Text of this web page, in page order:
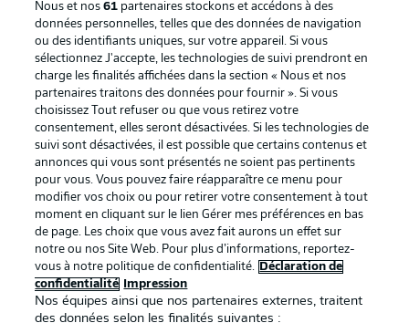
La publicité Conditions d’utilisation des
Mentions Légales Gérer mes préférences
Déclaration de
confidentialité
Diffuseurs
Travaux Contact
Impression Joueurs
Nous et nos61 partenaires stockons et accédons à des
données personnelles, telles que des données de navigation
ou des identifiants uniques, sur votre appareil. Si vous
sélectionnez J'accepte, les technologies de suivi prendront en
charge les finalités affichées dans la section « Nous et nos
partenaires traitons des données pour fournir ». Si vous
choisissez Tout refuser ou que vous retirez votre
consentement, elles seront désactivées. Si les technologies de
suivi sont désactivées, il est possible que certains contenus et
annonces qui vous sont présentés ne soient pas pertinents
pour vous. Vous pouvez faire réapparaître ce menu pour
modifier vos choix ou pour retirer votre consentement à tout
moment en cliquant sur le lien Gérer mes préférences en bas
de page. Les choix que vous avez fait aurons un effet sur
notre ou nos Site Web. Pour plus d’informations, reportez-
vous à notre politique de confidentialité.
Déclaration de
confidentialité
Impression
Nos équipes ainsi que nos partenaires externes, traitent
des données selon les finalités suivantes :